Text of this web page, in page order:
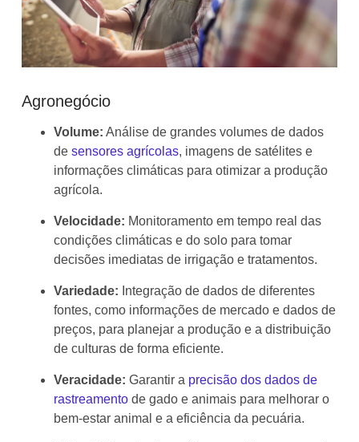
Agronegócio
Volume: Análise de grandes volumes de dados
de sensores agrícolas, imagens de satélites e
informações climáticas para otimizar a produção
agrícola.
Velocidade: Monitoramento em tempo real das
condições climáticas e do solo para tomar
decisões imediatas de irrigação e tratamentos.
Variedade: Integração de dados de diferentes
fontes, como informações de mercado e dados de
preços, para planejar a produção e a distribuição
de culturas de forma eficiente.
Veracidade: Garantir a precisão dos dados de
rastreamento de gado e animais para melhorar o
bem-estar animal e a eficiência da pecuária.